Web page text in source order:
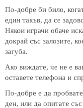
По-добре би било,
един такъв, да се
Някои играчи обаче
докрай със залозите,
загуба.
Ако виждате, че не е
оставете телефона и
По-добре е да
ден, или да опитате